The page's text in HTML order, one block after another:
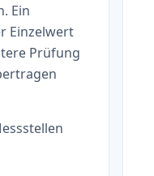
Ein
Einzelwert
Prüfung